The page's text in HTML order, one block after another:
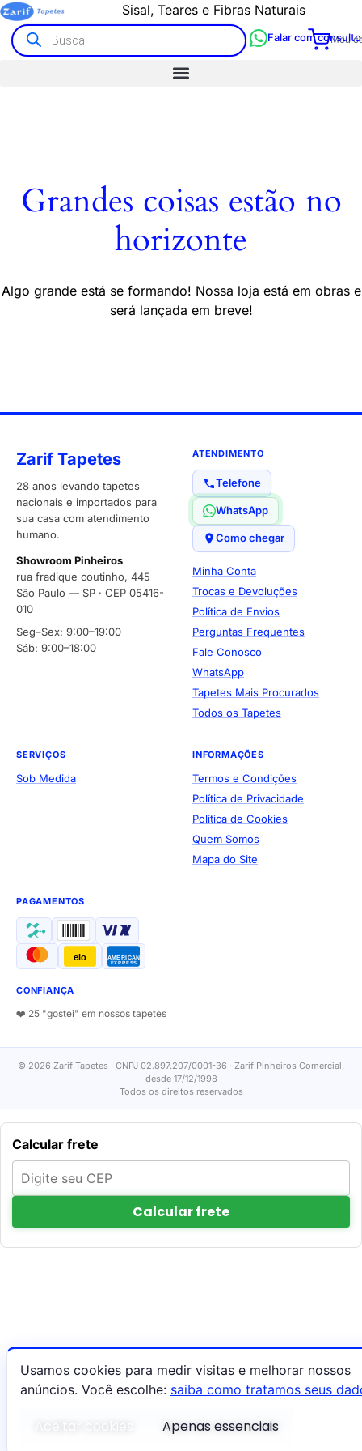
Sisal, Teares e Fibras Naturais
Meu
Falar com
Grandes coisas estão no
horizonte
Algo grande está se formando! Nossa loja está em obras e
será lançada em breve!
Zarif Tapetes
28 anos levando tapetes
nacionais e importados para
sua casa com atendimento
humano.
Showroom Pinheiros
rua fradique coutinho, 445
São Paulo — SP · CEP 05416-
010
Seg–Sex: 9:00–19:00
Sáb: 9:00–18:00
ATENDIMENTO
Telefone
WhatsApp
Como chegar
Minha Conta
Trocas e Devoluções
Política de Envios
Perguntas Frequentes
Fale Conosco
WhatsApp
Tapetes Mais Procurados
Todos os Tapetes
SERVIÇOS
Sob Medida
INFORMAÇÕES
Termos e Condições
Política de Privacidade
Política de Cookies
Quem Somos
Mapa do Site
PAGAMENTOS
elo AMERICAN
EXPRESS
CONFIANÇA
❤️ 25 "gostei" em nossos tapetes
© 2026 Zarif Tapetes · CNPJ 02.897.207/0001-36 · Zarif Pinheiros Comercial,
desde 17/12/1998
Todos os direitos reservados
Calcular frete
Calcular frete
Usamos cookies para medir visitas e melhorar nossos
anúncios. Você escolhe: saiba como tratamos seus
Apenas essenciais